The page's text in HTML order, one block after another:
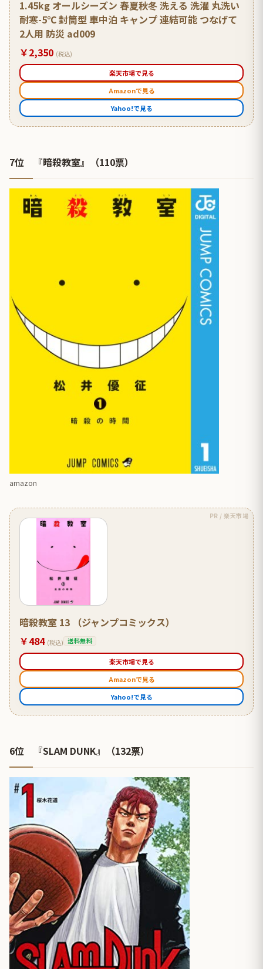
1.45kg オールシーズン 春夏秋冬 洗える 洗濯 丸洗い
耐寒-5℃ 封筒型 車中泊 キャンプ 連結可能 つなげて
2人用 防災 ad009
￥2,350 (税込)
楽天市場で見る
Amazonで見る
Yahoo!で見る
7位 『暗殺教室』（110票）
amazon
PR / 楽天市場
暗殺教室 13 （ジャンプコミックス）
￥484 (税込) 送料無料
楽天市場で見る
Amazonで見る
Yahoo!で見る
6位 『SLAM DUNK』（132票）